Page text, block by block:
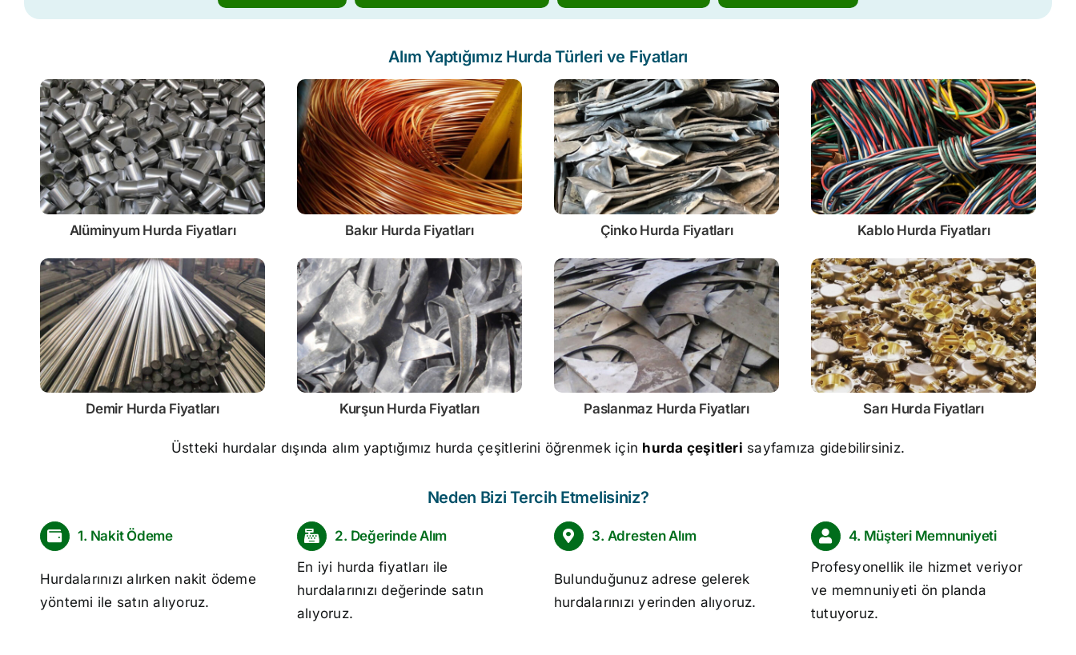
Alım Yaptığımız Hurda Türleri ve Fiyatları
Alüminyum Hurda Fiyatları Bakır Hurda Fiyatları Çinko Hurda Fiyatları Kablo Hurda Fiyatları
Demir Hurda Fiyatları Kurşun Hurda Fiyatları Paslanmaz Hurda Fiyatları Sarı Hurda Fiyatları
Üstteki hurdalar dışında alım yaptığımız hurda çeşitlerini öğrenmek için hurda çeşitleri sayfamıza gidebilirsiniz.
Neden Bizi Tercih Etmelisiniz?
1. Nakit Ödeme
Hurdalarınızı alırken nakit ödeme
yöntemi ile satın alıyoruz.
2. Değerinde Alım
En iyi hurda fiyatları ile
hurdalarınızı değerinde satın
alıyoruz.
3. Adresten Alım
Bulunduğunuz adrese gelerek
hurdalarınızı yerinden alıyoruz.
4. Müşteri Memnuniyeti
Profesyonellik ile hizmet veriyor
ve memnuniyeti ön planda
tutuyoruz.